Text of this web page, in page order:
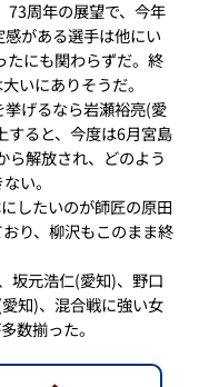
73周年の展望で、今年
がある選手は他にい
たにも関わらずだ。終
いにありそうだ。
げるなら岩瀬裕亮(愛
すると、今度は6月宮島
ら解放され、どのよう
い。
したいのが師匠の原田
り、柳沢もこのまま終
坂元浩仁(愛知)、野口
知)、混合戦に強い女
数揃った。